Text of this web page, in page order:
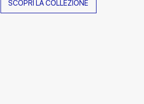
SCOPRI LA COLLEZIONE